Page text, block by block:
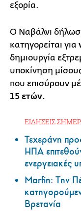
εξορία.
Ο Ναβάλνι
κατηγορείται για
δημιουργία
υποκίνηση
που επισύρουν
15 ετών.
ΕΙΔΗΣΕΙΣ
Τεχεράνη
ΗΠΑ
ενεργειακές
Marfin: Την
Βρετανία